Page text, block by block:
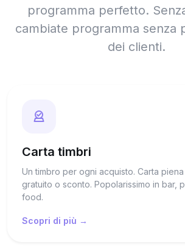
programma perfetto.
cambiate programma senza
dei clienti.
Carta timbri
Un timbro per ogni acquisto. Carta
gratuito o sconto. Popolarissimo in bar,
food.
Scopri di più →